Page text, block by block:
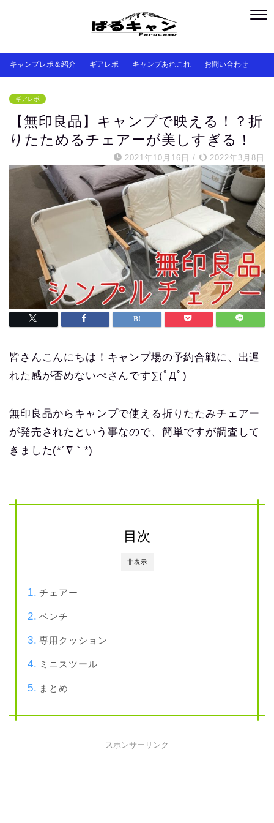
キャンプレポ＆紹介 ギアレポ キャンプあれこれ お問い合わせ
ギアレポ
【無印良品】キャンプで映える！？折
りたためるチェアーが美しすぎる！
2021年10月16日 / 2022年3月8日
皆さんこんにちは！キャンプ場の予約合戦に、出遅
れた感が否めないぺさんです∑(ﾟДﾟ)
無印良品からキャンプで使える折りたたみチェアー
が発売されたという事なので、簡単ですが調査して
きました(*´∇｀*)
非表示
目次
チェアー
ベンチ
専用クッション
ミニスツール
まとめ
スポンサーリンク